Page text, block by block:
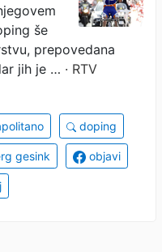
še
prepovedana
jih je … · RTV
doping
gesink objavi